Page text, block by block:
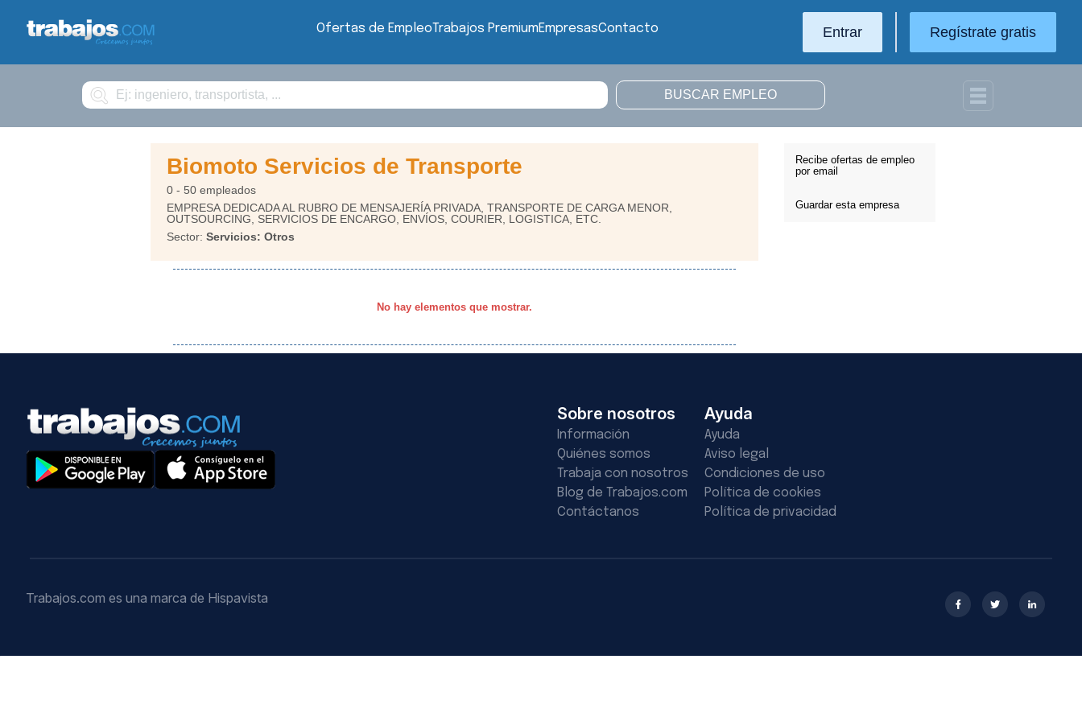
Ofertas de EmpleoTrabajos PremiumEmpresasContacto Entrar Regístrate gratis
Buscar
Recibe ofertas de empleo
por email
Guardar esta empresa
Biomoto Servicios de Transporte
0 - 50 empleados
EMPRESA DEDICADA AL RUBRO DE MENSAJERÍA PRIVADA, TRANSPORTE DE CARGA MENOR,
OUTSOURCING, SERVICIOS DE ENCARGO, ENVÍOS, COURIER, LOGISTICA, ETC.
Sector: Servicios: Otros
No hay elementos que mostrar.
Sobre nosotros
Información
Quiénes somos
Trabaja con nosotros
Blog de Trabajos.com
Contáctanos
Ayuda
Ayuda
Aviso legal
Condiciones de uso
Política de cookies
Política de privacidad
Trabajos.com es una marca de Hispavista